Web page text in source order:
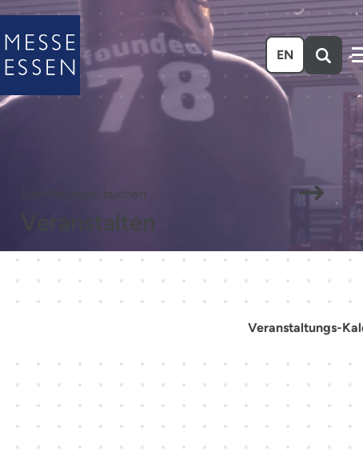
Zum Hauptinhalt springen
EN
Eventlocation buchen
Veranstalten
Veranstaltungs-
Mehr als Räume. Erlebnisse